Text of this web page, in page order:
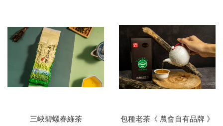
三峽碧螺春綠茶 包種老茶《 農會自有品牌 》